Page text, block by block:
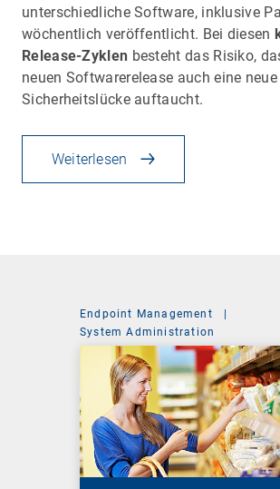
unterschiedliche Software, inklusive
wöchentlich veröffentlicht. Bei diesen
Release-Zyklen besteht das Risiko,
neuen Softwarerelease auch eine neue
Sicherheitslücke auftaucht.
Weiterlesen
Endpoint Management
System Administration